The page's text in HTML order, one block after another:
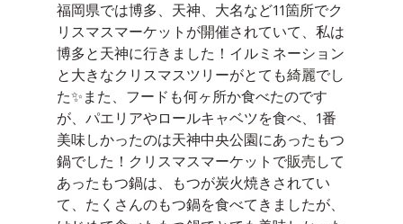
福岡県では博多、天神、大名など11箇所でク
リスマスマーケットが開催されていて、私は
博多と天神に行きました！イルミネーション
と大きなクリスマスツリーがとても綺麗でし
た✨また、フードも何ヶ所か食べたのです
が、パエリアやロールキャベツを食べ、1番
美味しかったのは天神中央公園にあったもつ
鍋でした！クリスマスマーケットで販売して
あったもつ鍋は、もつが炭火焼きされてい
て、たくさんのもつ鍋を食べてきましたが、